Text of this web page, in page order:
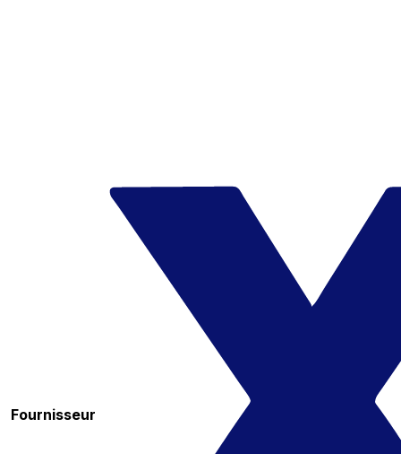
Fournisseur